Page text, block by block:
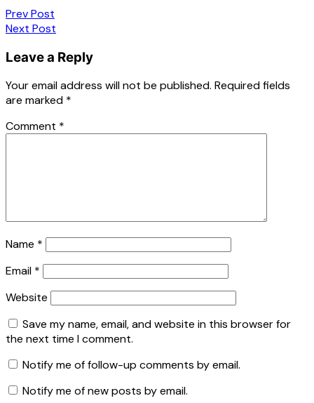
Prev Post
Next Post
Leave a Reply
Your email address will not be published. Required fields
are marked *
Comment *
Name *
Email *
Website
Save my name, email, and website in this browser for
the next time I comment.
Notify me of follow-up comments by email.
Notify me of new posts by email.